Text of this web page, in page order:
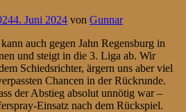
4. Juni 2024 von Gunnar
auch gegen Jahn Regensburg in
und steigt in die 3. Liga ab. Wir
Schiedsrichter, ärgern uns aber viel
Chancen in der Rückrunde.
der Abstieg absolut unnötig war –
Einsatz nach dem Rückspiel.